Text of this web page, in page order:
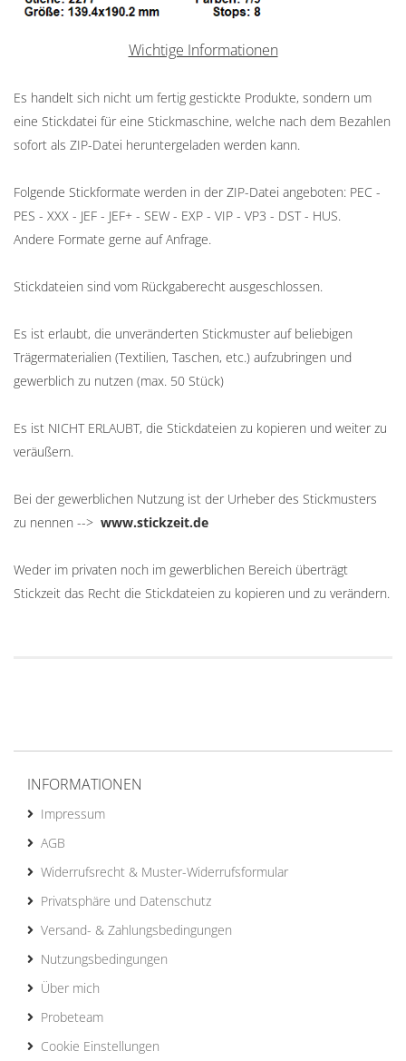
Wichtige Informationen
Es handelt sich nicht um fertig gestickte Produkte, sondern um
eine Stickdatei für eine Stickmaschine, welche nach dem Bezahlen
sofort als ZIP-Datei heruntergeladen werden kann.
Folgende Stickformate werden in der ZIP-Datei angeboten: PEC -
PES - XXX - JEF - JEF+ - SEW - EXP - VIP - VP3 - DST - HUS.
Andere Formate gerne auf Anfrage.
Stickdateien sind vom Rückgaberecht ausgeschlossen.
Es ist erlaubt, die unveränderten Stickmuster auf beliebigen
Trägermaterialien (Textilien, Taschen, etc.) aufzubringen und
gewerblich zu nutzen (max. 50 Stück)
Es ist NICHT ERLAUBT, die Stickdateien zu kopieren und weiter zu
veräußern.
Bei der gewerblichen Nutzung ist der Urheber des Stickmusters
zu nennen --> www.stickzeit.de
Weder im privaten noch im gewerblichen Bereich überträgt
Stickzeit das Recht die Stickdateien zu kopieren und zu verändern.
INFORMATIONEN
Impressum
AGB
Widerrufsrecht & Muster-Widerrufsformular
Privatsphäre und Datenschutz
Versand- & Zahlungsbedingungen
Nutzungsbedingungen
Über mich
Probeteam
Cookie Einstellungen